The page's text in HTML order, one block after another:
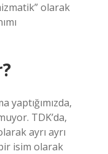
olarak
yaptığımızda,
TDK’da,
ayrı ayrı
bir isim olarak